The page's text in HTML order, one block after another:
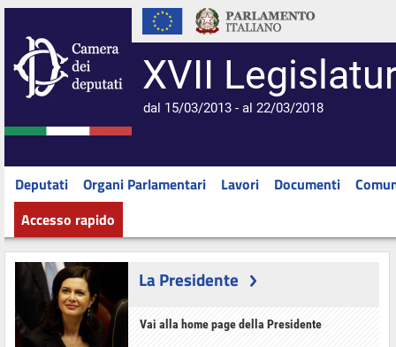
XVII
dal 15/03/2013 - al 22/03/2018
Deputati Organi Parlamentari Lavori Documenti
Accesso rapido
La Presidente
Vai alla home page della Presidente